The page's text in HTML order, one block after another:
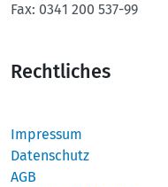
Fax: 0341 200 537-99
Rechtliches
Impressum
Datenschutz
AGB